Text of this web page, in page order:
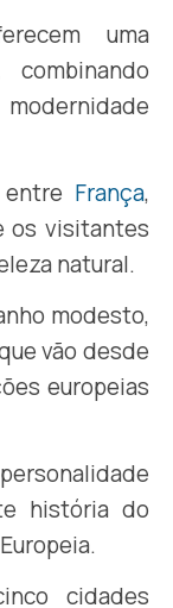
uma
França,
os visitantes
natural.
modesto,
vão desde
europeias
história do
cidades